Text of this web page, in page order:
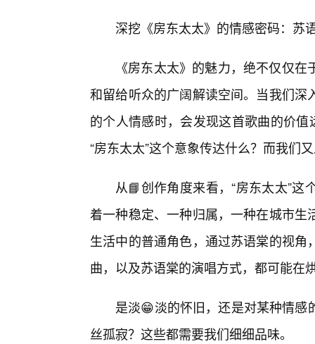
深挖《房东太太》的情感密码：苏
《房东太太》的魅力，绝不仅仅
和留给听众的广阔解读空间。当我们
的个人情感时，会发现这首歌曲的价
“房东太太”这个意象传达什么？而我们
从📘创作角度来看，“房东太太”
着一种稳定、一种归属，一种在城市
生活中的普通角色，通过苏语棠的视
曲，以及苏语棠的演唱方式，都可能在
是淡😁淡的怀旧，还是对某种情
丝孤寂？这些都需要我们细细品味。